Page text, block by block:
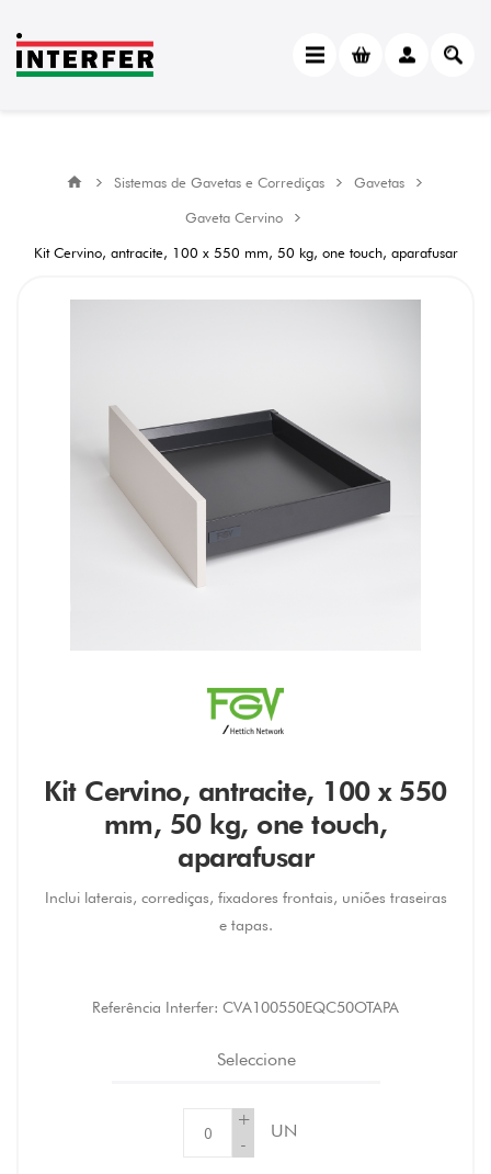
Sistemas de Gavetas e Corrediças
Gavetas
Gaveta Cervino
Kit Cervino, antracite, 100 x 550 mm, 50 kg, one touch, aparafusar
Kit Cervino, antracite, 100 x 550
mm, 50 kg, one touch,
aparafusar
Inclui laterais, corrediças, fixadores frontais, uniões traseiras
e tapas.
Referência Interfer: CVA100550EQC50OTAPA
Seleccione
+
-
UN